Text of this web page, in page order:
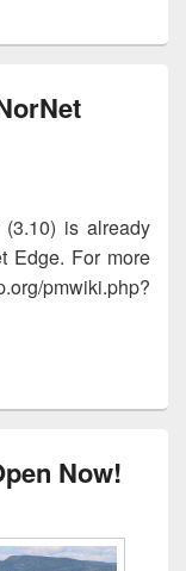
is already
Edge. For more
pmwiki.php?
Now!